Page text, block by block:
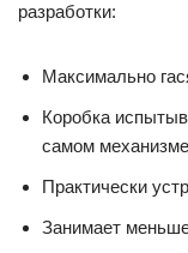
разработки:
Максимально
Коробка
самом
Практически
Занимает